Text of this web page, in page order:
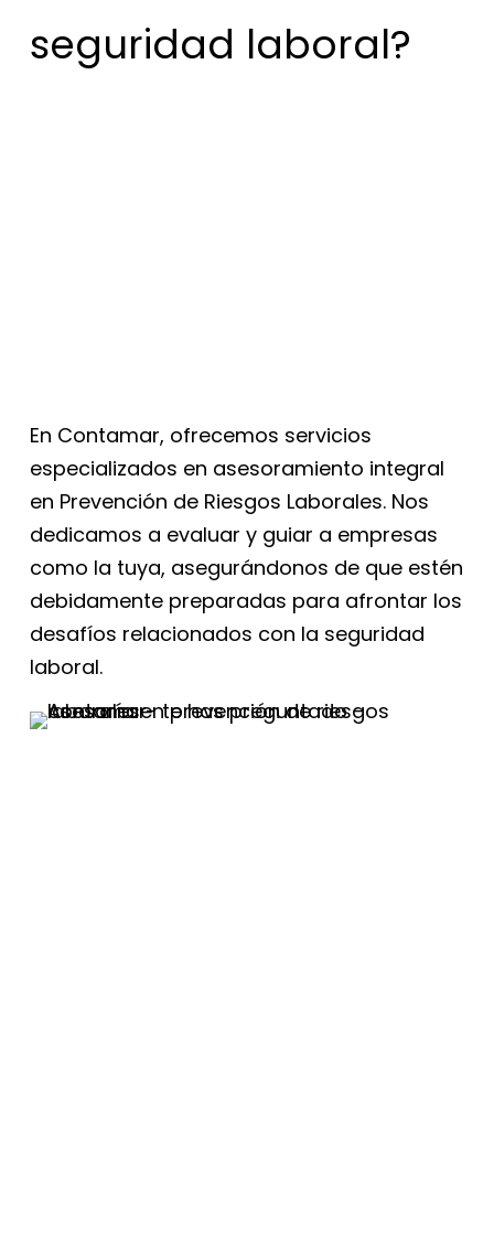
seguridad laboral?
En Contamar, ofrecemos servicios
especializados en asesoramiento integral
en Prevención de Riesgos Laborales. Nos
dedicamos a evaluar y guiar a empresas
como la tuya, asegurándonos de que estén
debidamente preparadas para afrontar los
desafíos relacionados con la seguridad
laboral.